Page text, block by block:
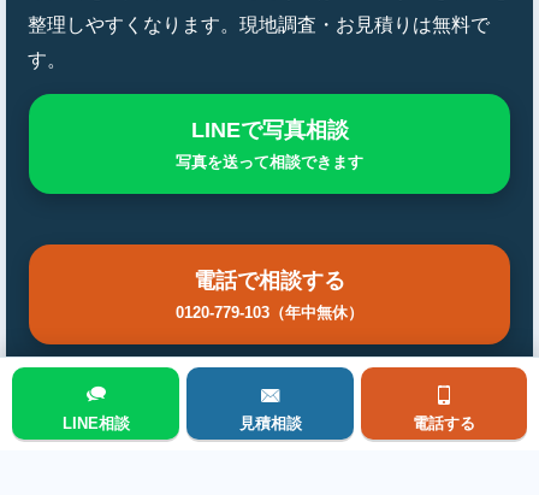
整理しやすくなります。現地調査・お見積りは無料で
す。
LINEで写真相談
写真を送って相談できます
電話で相談する
0120-779-103（年中無休）
お問い合わせフォーム
メニュー
LINE相談 見積相談 電話する